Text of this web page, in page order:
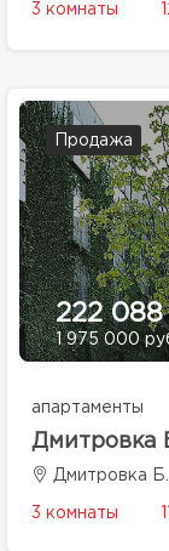
3 комнаты
Продажа
222
1 975 000
апартаменты
Дмитровка
Дмитровка Б.
3 комнаты